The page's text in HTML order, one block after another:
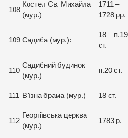
108
Костел Св. Михайла
(мур.)
1711 –
1728 рр.
109 Садиба (мур.):
18 – п.19
ст.
110
Садибний будинок
(мур.)
п.20 ст.
111 В’їзна брама (мур.) 18 ст.
112
Георгіївська церква
(мур.)
1783 р.